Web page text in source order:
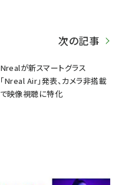
次の記事
Nrealが新スマートグラス
「Nreal Air」発表、カメラ非搭載
で映像視聴に特化